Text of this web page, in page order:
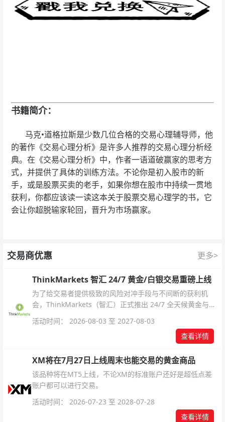
书籍简介：
马克•道格拉斯是少数几位合格的交易心理辅导师，他
的著作《交易心理分析》是许多人推荐的交易心理分析经
典。在《交易心理分析》中，作者一语道破赢家的思考方
式，并提供了具体的训练方法。不论你是初入股市的新
手，或是股票买卖的老手，如果你想在股市中持续一贯地
获利，你都应该读一读这本关于股票交易心理学的书，它
会让你超脱输家轮回，晋升为市场赢家。
交易商优惠 更多>
ThinkMarkets 智汇 24/7 黄金/白银交易重磅上线
为了给交易者提供极致的风险对冲手段与不间断的获利机
会，ThinkMarkets（智汇）正式推出 24/7 全天候黄金与白
杆配置、支持软件及交易细则。
活动时间： 2026-08-03 至 2027-08-03
查看详情
XM将在7月27日上线周末也能交易的黄金商品
该品种将在MT5上线，不论XM的标准账户还好是超低点差
账户都可以进行交易。
活动时间： 2026-07-23 至 2028-07-28
查看详情